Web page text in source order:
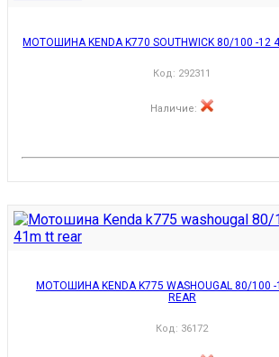
МОТОШИНА KENDA K770 SOUTHWICK 80/100 -12
Код: 292311
Наличие:
МОТОШИНА KENDA K775 WASHOUGAL 80/100 -
REAR
Код: 36172